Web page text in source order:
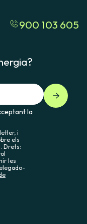
900 103 605
la
i
els
Drets:
les